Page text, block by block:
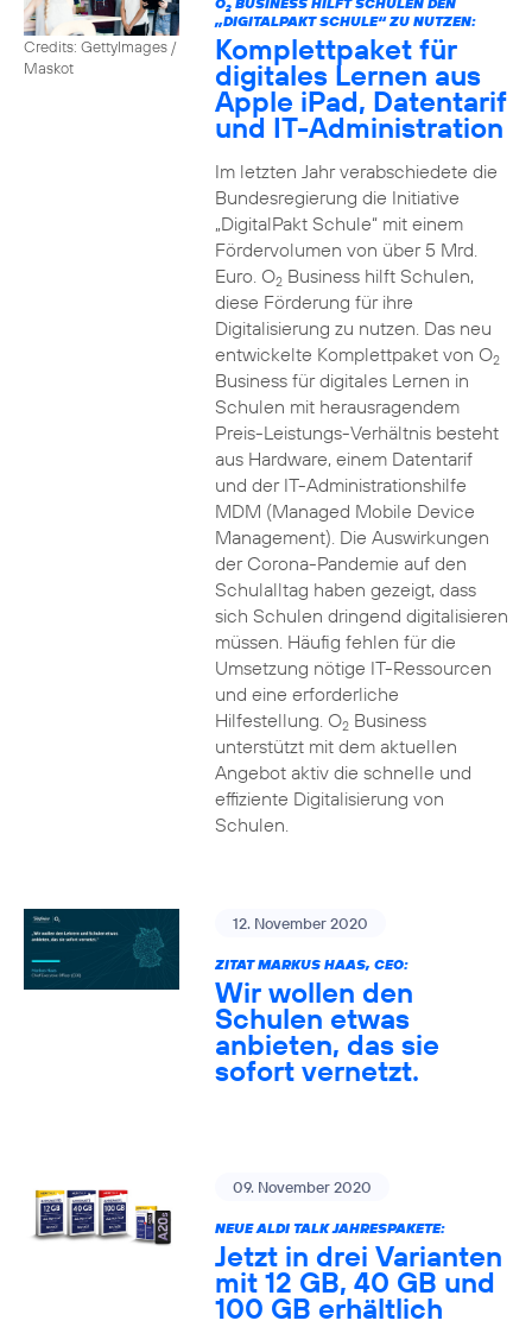
Credits: GettyImages /
Maskot
2
„DIGITALPAKT SCHULE“ ZU NUTZEN:
Komplettpaket für
digitales Lernen aus
Apple iPad, Datentarif
und IT-Administration
Im letzten Jahr verabschiedete die
Bundesregierung die Initiative
„DigitalPakt Schule“ mit einem
Fördervolumen von über 5 Mrd.
Euro. O2Business hilft Schulen,
diese Förderung für ihre
Digitalisierung zu nutzen. Das neu
entwickelte Komplettpaket von O2
Business für digitales Lernen in
Schulen mit herausragendem
Preis-Leistungs-Verhältnis besteht
aus Hardware, einem Datentarif
und der IT-Administrationshilfe
MDM (Managed Mobile Device
Management). Die Auswirkungen
der Corona-Pandemie auf den
Schulalltag haben gezeigt, dass
sich Schulen dringend digitalisieren
müssen. Häufig fehlen für die
Umsetzung nötige IT-Ressourcen
und eine erforderliche
Hilfestellung. O2Business
unterstützt mit dem aktuellen
Angebot aktiv die schnelle und
effiziente Digitalisierung von
Schulen.
12. November 2020
ZITAT MARKUS HAAS, CEO:
Wir wollen den
Schulen etwas
anbieten, das sie
sofort vernetzt.
09. November 2020
NEUE ALDI TALK JAHRESPAKETE:
Jetzt in drei Varianten
mit 12 GB, 40 GB und
100 GB erhältlich